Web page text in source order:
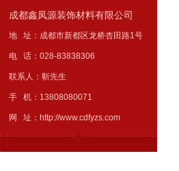
成都鑫凤源装饰材料有限公司
地 址：成都市新都区龙桥杏田路1号
电 话：028-83838306
联系人：靳先生
手 机：13808080071
网 址：http://www.cdfyzs.com